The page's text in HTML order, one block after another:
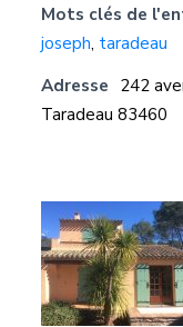
Mots clés de
joseph, taradeau
Adresse 242
Taradeau 83460